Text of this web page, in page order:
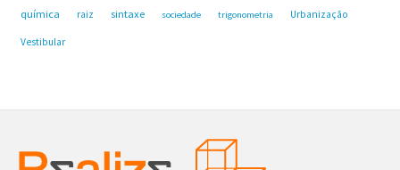
química raiz sintaxe sociedade trigonometria Urbanização
Vestibular